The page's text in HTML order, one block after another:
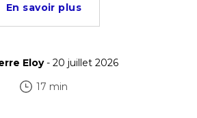
En savoir plus
Eloy- 20 juillet 2026
17 min